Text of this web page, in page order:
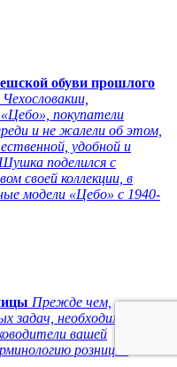
обуви прошлого
покупатели
и не жалели об этом,
удобной и
поделился с
своей коллекции, в
модели «Цебо» с 1940-
Прежде чем,
задач, необходимо
вашей
розницы.